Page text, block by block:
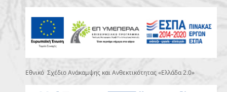
Εθνικό Σχέδιο Ανάκαμψης και Ανθεκτικότητας «Ελλάδα 2.0»